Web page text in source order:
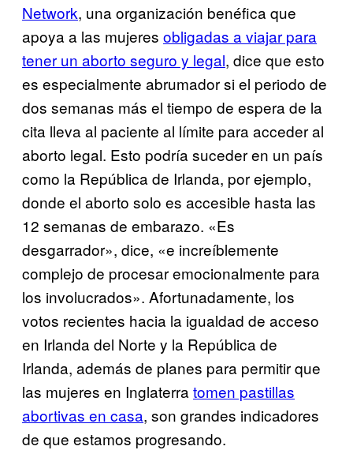
Network, una organización benéfica que
apoya a las mujeres obligadas a viajar para
tener un aborto seguro y legal, dice que esto
es especialmente abrumador si el periodo de
dos semanas más el tiempo de espera de la
cita lleva al paciente al límite para acceder al
aborto legal. Esto podría suceder en un país
como la República de Irlanda, por ejemplo,
donde el aborto solo es accesible hasta las
12 semanas de embarazo. «Es
desgarrador», dice, «e increíblemente
complejo de procesar emocionalmente para
los involucrados». Afortunadamente, los
votos recientes hacia la igualdad de acceso
en Irlanda del Norte y la República de
Irlanda, además de planes para permitir que
las mujeres en Inglaterra tomen pastillas
abortivas en casa, son grandes indicadores
de que estamos progresando.